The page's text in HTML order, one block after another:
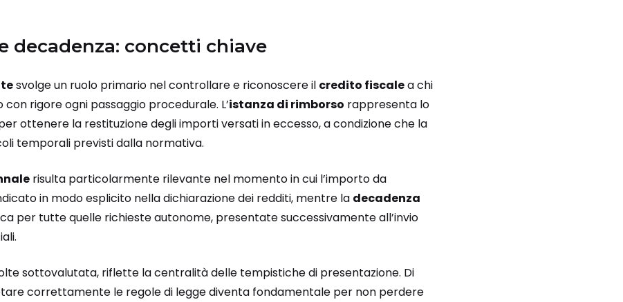
decadenza: concetti chiave
svolge un ruolo primario nel controllare e riconoscere il credito fiscalea chi
rigore ogni passaggio procedurale. L’istanza di rimborso rappresenta lo
ottenere la restituzione degli importi versati in eccesso, a condizione che la
temporali previsti dalla normativa.
risulta particolarmente rilevante nel momento in cui l’importo da
in modo esplicito nella dichiarazione dei redditi, mentre la decadenza
per tutte quelle richieste autonome, presentate successivamente all’invio
sottovalutata, riflette la centralità delle tempistiche di presentazione. Di
correttamente le regole di legge diventa fondamentale per non perdere